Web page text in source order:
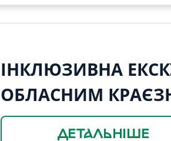
ІНКЛЮЗИВНА
ОБЛАСНИМ
ДЕТАЛЬНІШЕ